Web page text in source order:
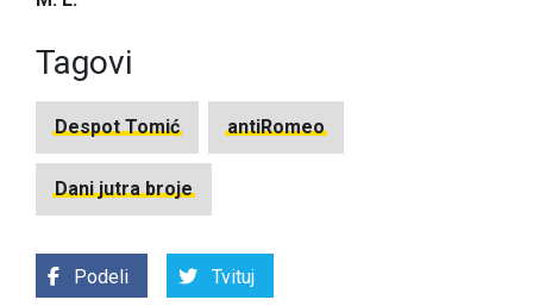
Tagovi
Despot Tomić antiRomeo
Dani jutra broje
Podeli Tvituj